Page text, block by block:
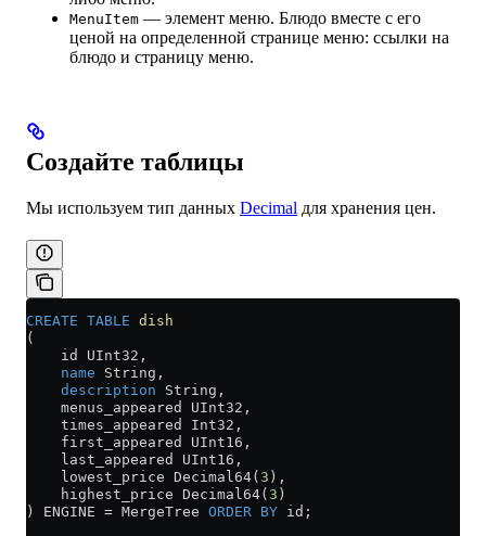
MenuItem — элемент меню. Блюдо вместе с его
ценой на определенной странице меню: ссылки на
блюдо и страницу меню.
Создайте таблицы
Мы используем тип данных Decimal для хранения цен.
CREATE TABLE dish
(
    id UInt32,
    name
String,
    description
String,
    menus_appeared UInt32,
    times_appeared Int32,
    first_appeared UInt16,
    last_appeared UInt16,
    lowest_price Decimal64(
3 ),
    highest_price Decimal64(
3 )
) ENGINE = MergeTree ORDER BY id;